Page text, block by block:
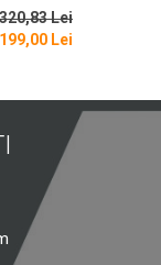
cu Shimano, Alb
Lei
Lei